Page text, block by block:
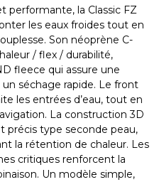
performante, la Classic FZ
les eaux froides tout en
Son néoprène C-
/ flex / durabilité,
fleece qui assure une
séchage rapide. Le front
les entrées d’eau, tout en
La construction 3D
précis type seconde peau,
la rétention de chaleur. Les
critiques renforcent la
Un modèle simple,